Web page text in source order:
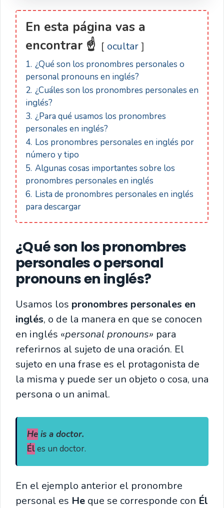
En esta página vas a
encontrar ☝
ocultar
1. ¿Qué son los pronombres personales o
personal pronouns en inglés?
2. ¿Cuáles son los pronombres personales en
inglés?
3. ¿Para qué usamos los pronombres
personales en inglés?
4. Los pronombres personales en inglés por
número y tipo
5. Algunas cosas importantes sobre los
pronombres personales en inglés
6. Lista de pronombres personales en inglés
para descargar
¿Qué son los pronombres
personales o personal
pronouns en inglés?
Usamos los pronombres personales en
inglés, o de la manera en que se conocen
en inglés «personal pronouns» para
referirnos al sujeto de una oración. El
sujeto en una frase es el protagonista de
la misma y puede ser un objeto o cosa, una
persona o un animal.
He is a doctor.
Él es un doctor.
En el ejemplo anterior el pronombre
personal es He que se corresponde con Él